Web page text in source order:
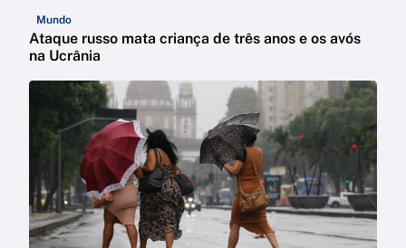
Mundo
Ataque russo mata criança de três anos e os avós
na Ucrânia